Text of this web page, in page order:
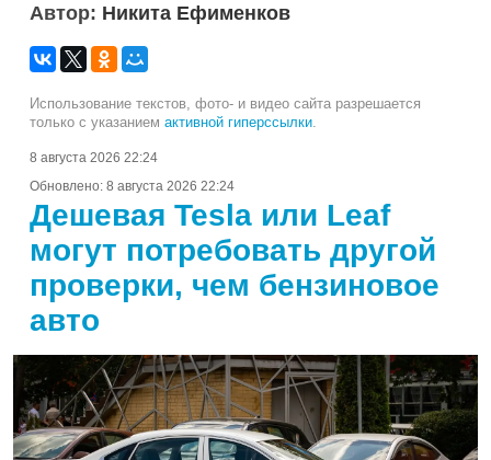
Автор: Никита Ефименков
Использование текстов, фото- и видео сайта разрешается
только с указанием активной гиперссылки
8 августа 2026 22:24
Обновлено: 8 августа 2026 22:24
Дешевая Tesla или Leaf
могут потребовать другой
проверки, чем бензиновое
авто